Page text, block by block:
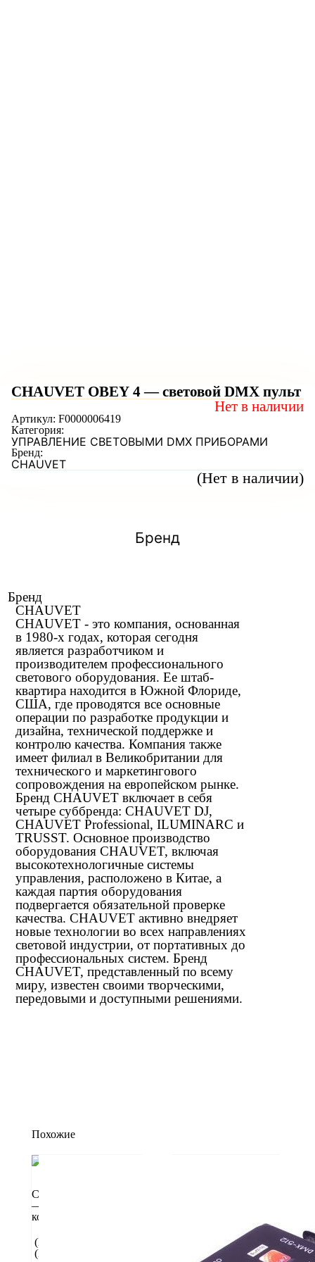
CHAUVET OBEY 4 — световой DMX пульт
(Нет в наличии)
Нет в наличии
Артикул: F0000006419
Категория:
УПРАВЛЕНИЕ СВЕТОВЫМИ DMX ПРИБОРАМИ
Бренд:
CHAUVET
Бренд
Бренд
CHAUVET
CHAUVET - это компания, основанная
в 1980-х годах, которая сегодня
является разработчиком и
производителем профессионального
светового оборудования. Ее штаб-
квартира находится в Южной Флориде,
США, где проводятся все основные
операции по разработке продукции и
дизайна, технической поддержке и
контролю качества. Компания также
имеет филиал в Великобритании для
технического и маркетингового
сопровождения на европейском рынке.
Бренд CHAUVET включает в себя
четыре суббренда: CHAUVET DJ,
CHAUVET Professional, ILUMINARC и
TRUSST. Основное производство
оборудования CHAUVET, включая
высокотехнологичные системы
управления, расположено в Китае, а
каждая партия оборудования
подвергается обязательной проверке
качества. CHAUVET активно внедряет
новые технологии во всех направлениях
световой индустрии, от портативных до
профессиональных систем. Бренд
CHAUVET, представленный по всему
миру, известен своими творческими,
передовыми и доступными решениями.
Похожие
CHAUVET OBEY 10
— Компактный
контроллер DMX
(Нет в наличии)
(Нет в наличии)